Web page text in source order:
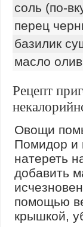
соль (по-
перец
базилик
масло
Рецепт
Овощи
Помидор и
натереть
добавить
помощью
крышкой,